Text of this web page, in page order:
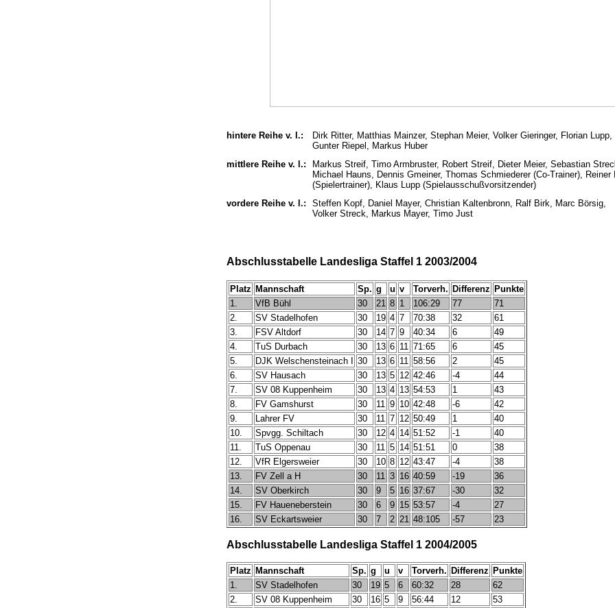
hintere Reihe v. l.:
Dirk Ritter, Matthias Mainzer, Stephan Meier, Volker Gieringer, Florian Lupp,
Gunter Riepel, Markus Huber
mittlere Reihe v. l.:
Markus Streif, Timo Armbruster, Robert Streif, Dieter Meier, Sebastian
Michael Hauns, Dennis Gmeiner, Thomas Schmiederer (Co-Trainer), Reiner
(Spielertrainer), Klaus Lupp (Spielausschußvorsitzender)
vordere Reihe v. l.:
Steffen Kopf, Daniel Mayer, Christian Kaltenbronn, Ralf Birk, Marc Börsig,
Volker Streck, Markus Mayer, Timo Just
Abschlusstabelle Landesliga Staffel 1 2003/2004
Platz Mannschaft Sp. g u v Torverh. Differenz Punkte
1.
VfB Bühl 30 21 8 1 106:29 77
71
2.
SV Stadelhofen 30 19 4 7 70:38 32
61
3.
FSV Altdorf 30 14 7 9 40:34 6
49
4.
TuS Durbach 30 13 6 11 71:65 6
45
5.
DJK Welschensteinach I 30 13 6 11 58:56 2
45
6.
SV Hausach 30 13 5 12 42:46 -4
44
7.
SV 08 Kuppenheim 30 13 4 13 54:53 1
43
8.
FV Gamshurst 30 11 9 10 42:48 -6
42
9.
Lahrer FV 30 11 7 12 50:49 1
40
10.
Spvgg. Schiltach 30 12 4 14 51:52 -1
40
11.
TuS Oppenau 30 11 5 14 51:51 0
38
12.
VfR Elgersweier 30 10 8 12 43:47 -4
38
13.
FV Zell a H 30 11 3 16 40:59 -19
36
14.
SV Oberkirch 30 9 5 16 37:67 -30
32
15.
FV Haueneberstein 30 6 9 15 53:57 -4
27
16.
SV Eckartsweier 30 7 2 21 48:105 -57 23
Abschlusstabelle Landesliga Staffel 1 2004/2005
Platz Mannschaft Sp. g u v Torverh. Differenz Punkte
1.
SV Stadelhofen 30 19 5 6 60:32 28
62
2.
SV 08 Kuppenheim 30 16 5 9 56:44 12
53